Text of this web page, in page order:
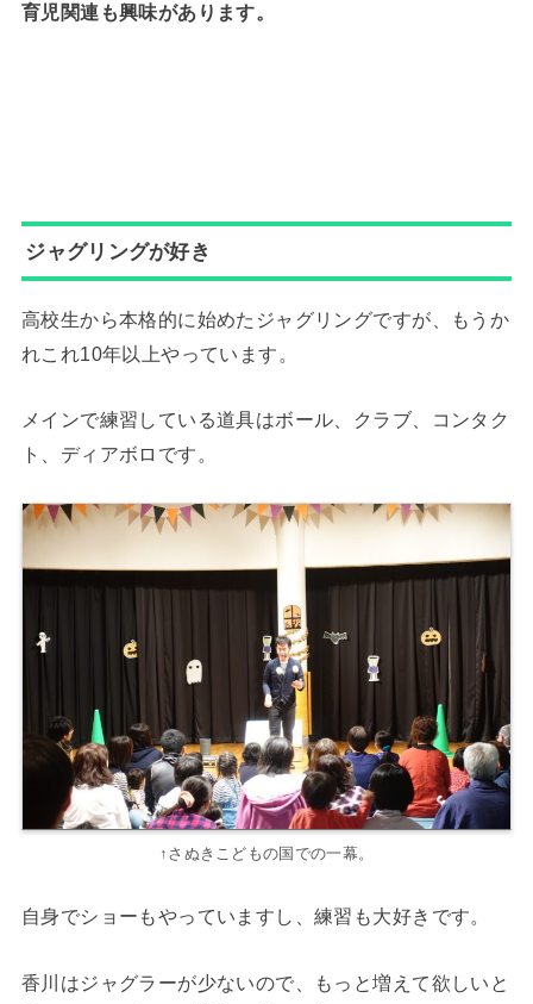
育児関連も興味があります。
ジャグリングが好き
高校生から本格的に始めたジャグリングですが、もうか
れこれ10年以上やっています。
メインで練習している道具はボール、クラブ、コンタク
ト、ディアボロです。
↑さぬきこどもの国での一幕。
自身でショーもやっていますし、練習も大好きです。
香川はジャグラーが少ないので、もっと増えて欲しいと